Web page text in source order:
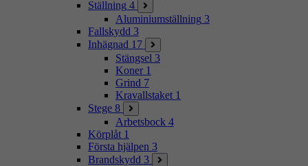
Ställning 4
Aluminiumställning 3
Fallskydd 3
Inhägnad 17
Stängsel 3
Koner 1
Grind 7
Kravallstaket 1
Stege 8
Arbetsbock 4
Körplåt 1
Första hjälpen 3
Brandskydd 3